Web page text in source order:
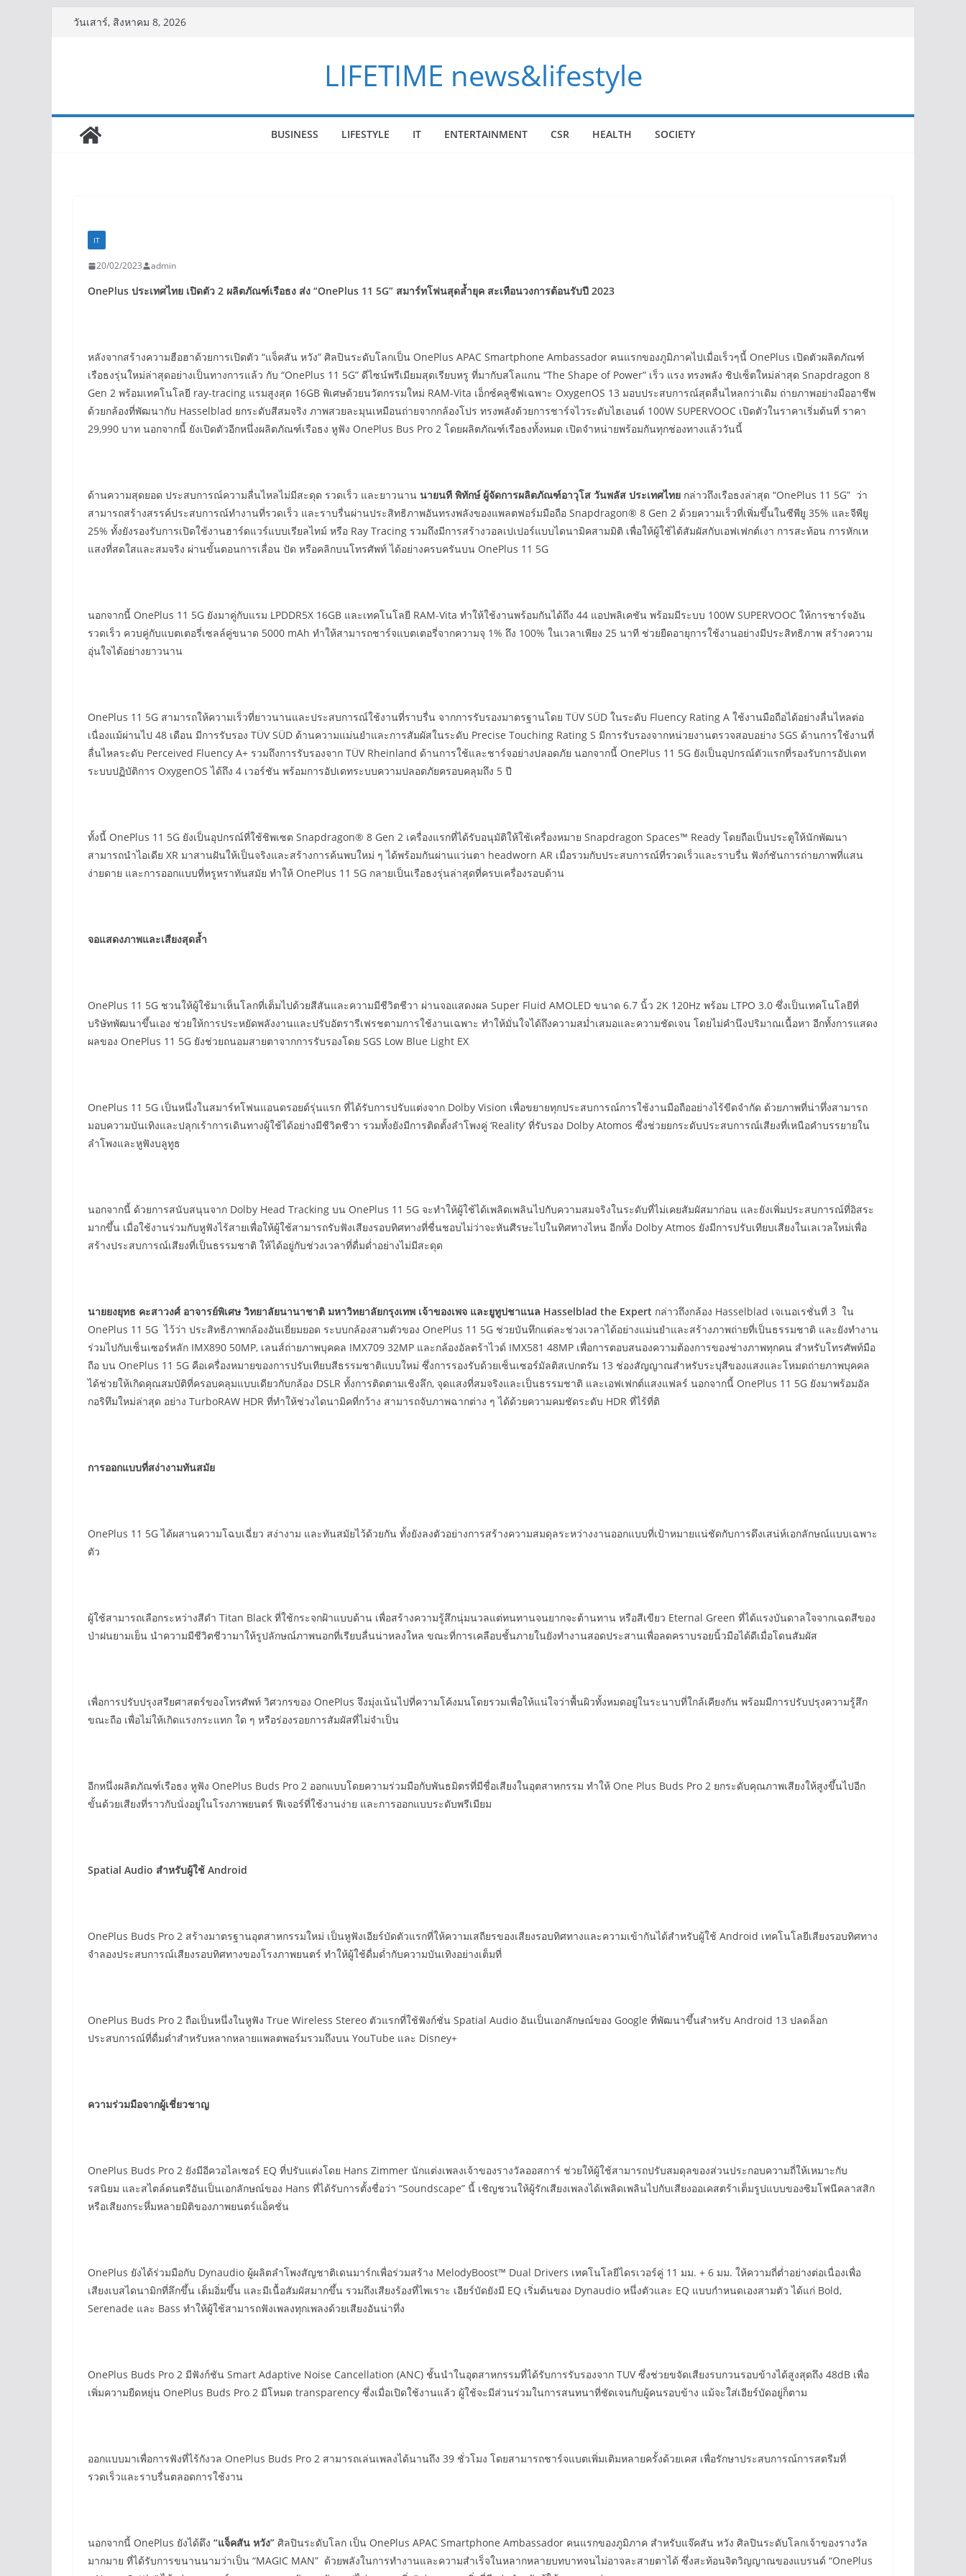
วันเสาร์, สิงหาคม 8, 2026
LIFETIME news&lifestyle
BUSINESS LIFESTYLE IT ENTERTAINMENT CSR HEALTH SOCIETY
IT
20/02/2023 admin
OnePlus ประเทศไทย เปิดตัว 2 ผลิตภัณฑ์เรือธง ส่ง “OnePlus 11 5G” สมาร์ทโฟนสุดล้ำยุค สะเทือนวงการต้อนรับปี 2023
หลังจากสร้างความฮือฮาด้วยการเปิดตัว “แจ็คสัน หวัง” ศิลปินระดับโลกเป็น OnePlus APAC Smartphone Ambassador คนแรกของภูมิภาคไปเมื่อเร็วๆนี้ OnePlus เปิดตัวผลิตภัณฑ์
เรือธงรุ่นใหม่ล่าสุดอย่างเป็นทางการแล้ว กับ “OnePlus 11 5G” ดีไซน์พรีเมียมสุดเรียบหรู ที่มากับสโลแกน “The Shape of Power” เร็ว แรง ทรงพลัง ชิปเซ็ตใหม่ล่าสุด Snapdragon 8
Gen 2 พร้อมเทคโนโลยี ray-tracing แรมสูงสุด 16GB พิเศษด้วยนวัตกรรมใหม่ RAM-Vita เอ็กซ์คลูซีฟเฉพาะ OxygenOS 13 มอบประสบการณ์สุดลื่นไหลกว่าเดิม ถ่ายภาพอย่างมืออาชีพ
ด้วยกล้องที่พัฒนากับ Hasselblad ยกระดับสีสมจริง ภาพสวยละมุนเหมือนถ่ายจากกล้องโปร ทรงพลังด้วยการชาร์จไวระดับไฮเอนด์ 100W SUPERVOOC เปิดตัวในราคาเริ่มต้นที่ ราคา
29,990 บาท นอกจากนี้ ยังเปิดตัวอีกหนึ่งผลิตภัณฑ์เรือธง หูฟัง OnePlus Bus Pro 2 โดยผลิตภัณฑ์เรือธงทั้งหมด เปิดจำหน่ายพร้อมกันทุกช่องทางแล้ววันนี้
ด้านความสุดยอด ประสบการณ์ความลื่นไหลไม่มีสะดุด รวดเร็ว และยาวนาน นายนที พิทักษ์ ผู้จัดการผลิตภัณฑ์อาวุโส วันพลัส ประเทศไทย กล่าวถึงเรือธงล่าสุด “OnePlus 11 5G” ว่า
สามารถสร้างสรรค์ประสบการณ์ทำงานที่รวดเร็ว และราบรื่นผ่านประสิทธิภาพอันทรงพลังของแพลตฟอร์มมือถือ Snapdragon® 8 Gen 2 ด้วยความเร็วที่เพิ่มขึ้นในซีพียู 35% และจีพียู
25% ทั้งยังรองรับการเปิดใช้งานฮาร์ดแวร์แบบเรียลไทม์ หรือ Ray Tracing รวมถึงมีการสร้างวอลเปเปอร์แบบไดนามิคสามมิติ เพื่อให้ผู้ใช้ได้สัมผัสกับเอฟเฟกต์เงา การสะท้อน การหักเห
แสงที่สดใสและสมจริง ผ่านขั้นตอนการเลื่อน ปัด หรือคลิกบนโทรศัพท์ ได้อย่างครบครันบน OnePlus 11 5G
นอกจากนี้ OnePlus 11 5G ยังมาคู่กับแรม LPDDR5X 16GB และเทคโนโลยี RAM-Vita ทำให้ใช้งานพร้อมกันได้ถึง 44 แอปพลิเคชัน พร้อมมีระบบ 100W SUPERVOOC ให้การชาร์จอัน
รวดเร็ว ควบคู่กับแบตเตอรี่เซลล์คู่ขนาด 5000 mAh ทำให้สามารถชาร์จแบตเตอรี่จากความจุ 1% ถึง 100% ในเวลาเพียง 25 นาที ช่วยยืดอายุการใช้งานอย่างมีประสิทธิภาพ สร้างความ
อุ่นใจได้อย่างยาวนาน
OnePlus 11 5G สามารถให้ความเร็วที่ยาวนานและประสบการณ์ใช้งานที่ราบรื่น จากการรับรองมาตรฐานโดย TÜV SÜD ในระดับ Fluency Rating A ใช้งานมือถือได้อย่างลื่นไหลต่อ
เนื่องแม้ผ่านไป 48 เดือน มีการรับรอง TÜV SÜD ด้านความแม่นยำและการสัมผัสในระดับ Precise Touching Rating S มีการรับรองจากหน่วยงานตรวจสอบอย่าง SGS ด้านการใช้งานที่
ลื่นไหลระดับ Perceived Fluency A+ รวมถึงการรับรองจาก TÜV Rheinland ด้านการใช้และชาร์จอย่างปลอดภัย นอกจากนี้ OnePlus 11 5G ยังเป็นอุปกรณ์ตัวแรกที่รองรับการอัปเดท
ระบบปฏิบัติการ OxygenOS ได้ถึง 4 เวอร์ชัน พร้อมการอัปเดทระบบความปลอดภัยครอบคลุมถึง 5 ปี
ทั้งนี้ OnePlus 11 5G ยังเป็นอุปกรณ์ที่ใช้ชิพเซต Snapdragon® 8 Gen 2 เครื่องแรกที่ได้รับอนุมัติให้ใช้เครื่องหมาย Snapdragon Spaces™ Ready โดยถือเป็นประตูให้นักพัฒนา
สามารถนำไอเดีย XR มาสานฝันให้เป็นจริงและสร้างการค้นพบใหม่ ๆ ได้พร้อมกันผ่านแว่นตา headworn AR เมื่อรวมกับประสบการณ์ที่รวดเร็วและราบรื่น ฟังก์ชันการถ่ายภาพที่แสน
ง่ายดาย และการออกแบบที่หรูหราทันสมัย ทำให้ OnePlus 11 5G กลายเป็นเรือธงรุ่นล่าสุดที่ครบเครื่องรอบด้าน
จอแสดงภาพและเสียงสุดล้ำ
OnePlus 11 5G ชวนให้ผู้ใช้มาเห็นโลกที่เต็มไปด้วยสีสันและความมีชีวิตชีวา ผ่านจอแสดงผล Super Fluid AMOLED ขนาด 6.7 นิ้ว 2K 120Hz พร้อม LTPO 3.0 ซึ่งเป็นเทคโนโลยีที่
บริษัทพัฒนาขึ้นเอง ช่วยให้การประหยัดพลังงานและปรับอัตรารีเฟรชตามการใช้งานเฉพาะ ทำให้มั่นใจได้ถึงความสม่ำเสมอและความชัดเจน โดยไม่คำนึงปริมาณเนื้อหา อีกทั้งการแสดง
ผลของ OnePlus 11 5G ยังช่วยถนอมสายตาจากการรับรองโดย SGS Low Blue Light EX
OnePlus 11 5G เป็นหนึ่งในสมาร์ทโฟนแอนดรอยด์รุ่นแรก ที่ได้รับการปรับแต่งจาก Dolby Vision เพื่อขยายทุกประสบการณ์การใช้งานมือถืออย่างไร้ขีดจำกัด ด้วยภาพที่น่าทึ่งสามารถ
มอบความบันเทิงและปลุกเร้าการเดินทางผู้ใช้ได้อย่างมีชีวิตชีวา รวมทั้งยังมีการติดตั้งลำโพงคู่ ‘Reality’ ที่รับรอง Dolby Atomos ซึ่งช่วยยกระดับประสบการณ์เสียงที่เหนือคำบรรยายใน
ลำโพงและหูฟังบลูทูธ
นอกจากนี้ ด้วยการสนับสนุนจาก Dolby Head Tracking บน OnePlus 11 5G จะทำให้ผู้ใช้ได้เพลิดเพลินไปกับความสมจริงในระดับที่ไม่เคยสัมผัสมาก่อน และยังเพิ่มประสบการณ์ที่อิสระ
มากขึ้น เมื่อใช้งานร่วมกับหูฟังไร้สายเพื่อให้ผู้ใช้สามารถรับฟังเสียงรอบทิศทางที่ชื่นชอบไม่ว่าจะหันศีรษะไปในทิศทางไหน อีกทั้ง Dolby Atmos ยังมีการปรับเทียบเสียงในเลเวลใหม่เพื่อ
สร้างประสบการณ์เสียงที่เป็นธรรมชาติ ให้ได้อยู่กับช่วงเวลาที่ดื่มด่ำอย่างไม่มีสะดุด
นายยงยุทธ คะสาวงศ์ อาจารย์พิเศษ วิทยาลัยนานาชาติ มหาวิทยาลัยกรุงเทพ เจ้าของเพจ และยูทูปชาแนล Hasselblad the Expert กล่าวถึงกล้อง Hasselblad เจเนอเรชั่นที่ 3 ใน
OnePlus 11 5G ไว้ว่า ประสิทธิภาพกล้องอันเยี่ยมยอด ระบบกล้องสามตัวของ OnePlus 11 5G ช่วยบันทึกแต่ละช่วงเวลาได้อย่างแม่นยำและสร้างภาพถ่ายที่เป็นธรรมชาติ และยังทำงาน
ร่วมไปกับเซ็นเซอร์หลัก IMX890 50MP, เลนส์ถ่ายภาพบุคคล IMX709 32MP และกล้องอัลตร้าไวด์ IMX581 48MP เพื่อการตอบสนองความต้องการของช่างภาพทุกคน สำหรับโทรศัพท์มือ
ถือ บน OnePlus 11 5G คือเครื่องหมายของการปรับเทียบสีธรรมชาติแบบใหม่ ซึ่งการรองรับด้วยเซ็นเซอร์มัลติสเปกตรัม 13 ช่องสัญญาณสำหรับระบุสีของแสงและโหมดถ่ายภาพบุคคล
ได้ช่วยให้เกิดคุณสมบัติที่ครอบคลุมแบบเดียวกับกล้อง DSLR ทั้งการติดตามเชิงลึก, จุดแสงที่สมจริงและเป็นธรรมชาติ และเอฟเฟกต์แสงแฟลร์ นอกจากนี้ OnePlus 11 5G ยังมาพร้อมอัล
กอริทึมใหม่ล่าสุด อย่าง TurboRAW HDR ที่ทำให้ช่วงไดนามิคที่กว้าง สามารถจับภาพฉากต่าง ๆ ได้ด้วยความคมชัดระดับ HDR ที่ไร้ที่ติ
การออกแบบที่สง่างามทันสมัย
OnePlus 11 5G ได้ผสานความโฉบเฉี่ยว สง่างาม และทันสมัยไว้ด้วยกัน ทั้งยังลงตัวอย่างการสร้างความสมดุลระหว่างงานออกแบบที่เป้าหมายแน่ชัดกับการดึงเสน่ห์เอกลักษณ์แบบเฉพาะ
ตัว
ผู้ใช้สามารถเลือกระหว่างสีดำ Titan Black ที่ใช้กระจกฝ้าแบบด้าน เพื่อสร้างความรู้สึกนุ่มนวลแต่ทนทานจนยากจะต้านทาน หรือสีเขียว Eternal Green ที่ได้แรงบันดาลใจจากเฉดสีของ
ป่าฝนยามเย็น นำความมีชีวิตชีวามาให้รูปลักษณ์ภาพนอกที่เรียบลื่นน่าหลงใหล ขณะที่การเคลือบชั้นภายในยังทำงานสอดประสานเพื่อลดคราบรอยนิ้วมือได้ดีเมื่อโดนสัมผัส
เพื่อการปรับปรุงสรียศาสตร์ของโทรศัพท์ วิศวกรของ OnePlus จึงมุ่งเน้นไปที่ความโค้งมนโดยรวมเพื่อให้แน่ใจว่าพื้นผิวทั้งหมดอยู่ในระนาบที่ใกล้เคียงกัน พร้อมมีการปรับปรุงความรู้สึก
ขณะถือ เพื่อไม่ให้เกิดแรงกระแทก ใด ๆ หรือร่องรอยการสัมผัสที่ไม่จำเป็น
อีกหนึ่งผลิตภัณฑ์เรือธง หูฟัง OnePlus Buds Pro 2 ออกแบบโดยความร่วมมือกับพันธมิตรที่มีชื่อเสียงในอุตสาหกรรม ทำให้ One Plus Buds Pro 2 ยกระดับคุณภาพเสียงให้สูงขึ้นไปอีก
ขั้นด้วยเสียงที่ราวกับนั่งอยู่ในโรงภาพยนตร์ ฟีเจอร์ที่ใช้งานง่าย และการออกแบบระดับพรีเมียม
Spatial Audio สำหรับผู้ใช้ Android
OnePlus Buds Pro 2 สร้างมาตรฐานอุตสาหกรรมใหม่ เป็นหูฟังเอียร์บัดตัวแรกที่ให้ความเสถียรของเสียงรอบทิศทางและความเข้ากันได้สำหรับผู้ใช้ Android เทคโนโลยีเสียงรอบทิศทาง
จำลองประสบการณ์เสียงรอบทิศทางของโรงภาพยนตร์ ทำให้ผู้ใช้ดื่มด่ำกับความบันเทิงอย่างเต็มที่
OnePlus Buds Pro 2 ถือเป็นหนึ่งในหูฟัง True Wireless Stereo ตัวแรกที่ใช้ฟังก์ชั่น Spatial Audio อันเป็นเอกลักษณ์ของ Google ที่พัฒนาขึ้นสำหรับ Android 13 ปลดล็อก
ประสบการณ์ที่ดื่มด่ำสำหรับหลากหลายแพลตพอร์มรวมถึงบน YouTube และ Disney+
ความร่วมมือจากผู้เชี่ยวชาญ
OnePlus Buds Pro 2 ยังมีอีควอไลเซอร์ EQ ที่ปรับแต่งโดย Hans Zimmer นักแต่งเพลงเจ้าของรางวัลออสการ์ ช่วยให้ผู้ใช้สามารถปรับสมดุลของส่วนประกอบความถี่ให้เหมาะกับ
รสนิยม และสไตล์ดนตรีอันเป็นเอกลักษณ์ของ Hans ที่ได้รับการตั้งชื่อว่า “Soundscape” นี้ เชิญชวนให้ผู้รักเสียงเพลงได้เพลิดเพลินไปกับเสียงออเคสตร้าเต็มรูปแบบของซิมโฟนีคลาสสิก
หรือเสียงกระหึ่มหลายมิติของภาพยนตร์แอ็คชั่น
OnePlus ยังได้ร่วมมือกับ Dynaudio ผู้ผลิตลำโพงสัญชาติเดนมาร์กเพื่อร่วมสร้าง MelodyBoost™ Dual Drivers เทคโนโลยีไดรเวอร์คู่ 11 มม. + 6 มม. ให้ความถี่ต่ำอย่างต่อเนื่องเพื่อ
เสียงเบสไดนามิกที่ลึกขึ้น เต็มอิ่มขึ้น และมีเนื้อสัมผัสมากขึ้น รวมถึงเสียงร้องที่ไพเราะ เอียร์บัดยังมี EQ เริ่มต้นของ Dynaudio หนึ่งตัวและ EQ แบบกำหนดเองสามตัว ได้แก่ Bold,
Serenade และ Bass ทำให้ผู้ใช้สามารถฟังเพลงทุกเพลงด้วยเสียงอันน่าทึ่ง
OnePlus Buds Pro 2 มีฟังก์ชัน Smart Adaptive Noise Cancellation (ANC) ชั้นนำในอุตสาหกรรมที่ได้รับการรับรองจาก TUV ซึ่งช่วยขจัดเสียงรบกวนรอบข้างได้สูงสุดถึง 48dB เพื่อ
เพิ่มความยืดหยุ่น OnePlus Buds Pro 2 มีโหมด transparency ซึ่งเมื่อเปิดใช้งานแล้ว ผู้ใช้จะมีส่วนร่วมในการสนทนาที่ชัดเจนกับผู้คนรอบข้าง แม้จะใส่เอียร์บัดอยู่ก็ตาม
ออกแบบมาเพื่อการฟังที่ไร้กังวล OnePlus Buds Pro 2 สามารถเล่นเพลงได้นานถึง 39 ชั่วโมง โดยสามารถชาร์จแบตเพิ่มเติมหลายครั้งด้วยเคส เพื่อรักษาประสบการณ์การสตรีมที่
รวดเร็วและราบรื่นตลอดการใช้งาน
นอกจากนี้ OnePlus ยังได้ดึง “แจ็คสัน หวัง” ศิลปินระดับโลก เป็น OnePlus APAC Smartphone Ambassador คนแรกของภูมิภาค สำหรับแจ๊คสัน หวัง ศิลปินระดับโลกเจ้าของรางวัล
มากมาย ที่ได้รับการขนานนามว่าเป็น “MAGIC MAN” ด้วยพลังในการทำงานและความสำเร็จในหลากหลายบทบาทจนไม่อาจละสายตาได้ ซึ่งสะท้อนจิตวิญญาณของแบรนด์ “OnePlus